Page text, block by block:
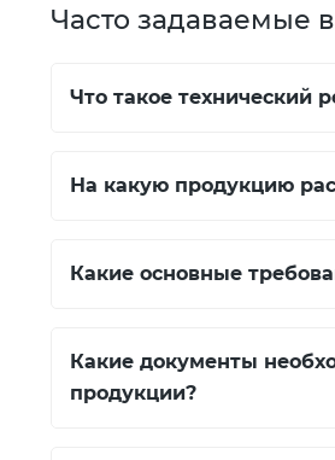
Часто задаваемые
Что такое технический
На какую продукцию
Какие основные
Какие документы
продукции?